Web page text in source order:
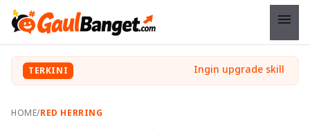
menu
TERKINI
HOME/RED HERRING